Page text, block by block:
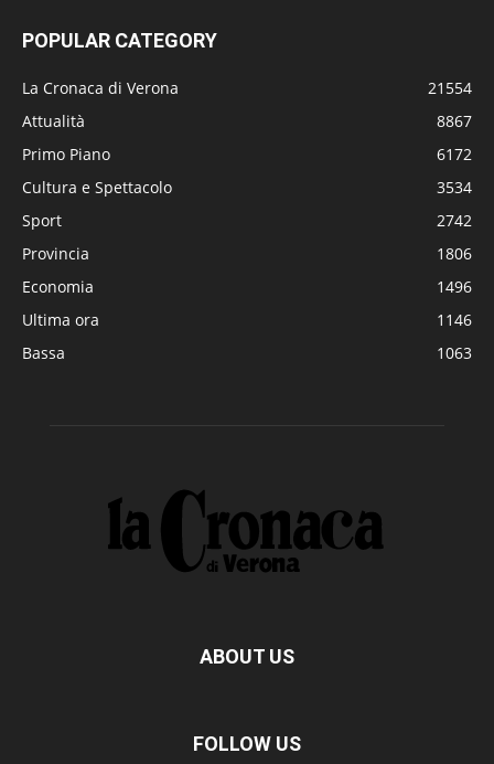
POPULAR CATEGORY
La Cronaca di Verona
21554
Attualità
8867
Primo Piano
6172
Cultura e Spettacolo
3534
Sport
2742
Provincia
1806
Economia
1496
Ultima ora
1146
Bassa
1063
ABOUT US
FOLLOW US